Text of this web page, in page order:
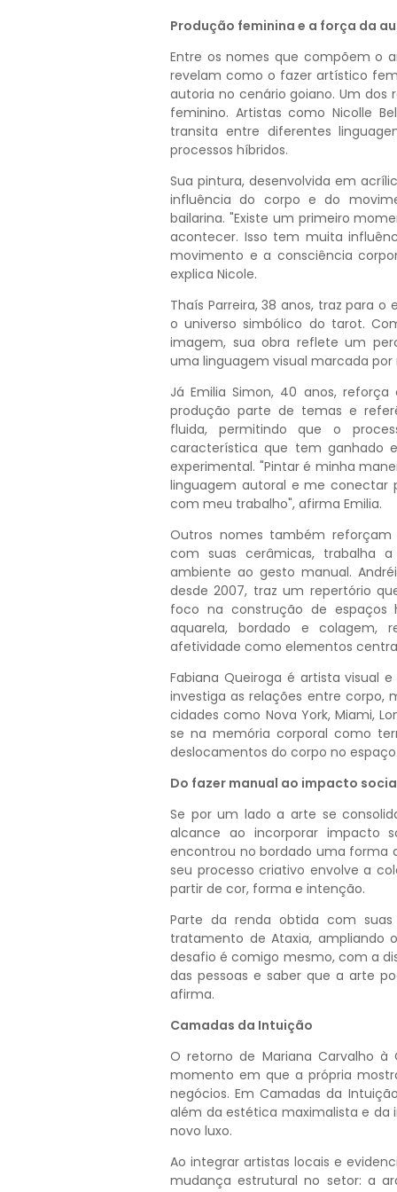
Produção feminina e a força da
Entre os nomes que compõem o
revelam como o fazer artístico
autoria no cenário goiano. Um
feminino. Artistas como Nicolle
transita entre diferentes
processos híbridos.
Sua pintura, desenvolvida em
influência do corpo e do
bailarina. "Existe um primeiro
acontecer. Isso tem muita
movimento e a consciência
explica Nicole.
Thaís Parreira, 38 anos, traz para
o universo simbólico do tarot.
imagem, sua obra reflete um
uma linguagem visual marcada
Já Emilia Simon, 40 anos,
produção parte de temas e
fluida, permitindo que o
característica que tem ganhado
experimental. "Pintar é minha
linguagem autoral e me conectar
com meu trabalho", afirma Emilia.
Outros nomes também reforçam
com suas cerâmicas, trabalha
ambiente ao gesto manual.
desde 2007, traz um repertório
foco na construção de espaços
aquarela, bordado e colagem,
afetividade como elementos
Fabiana Queiroga é artista visual
investiga as relações entre corpo,
cidades como Nova York, Miami,
se na memória corporal como
deslocamentos do corpo no
Do fazer manual ao impacto
Se por um lado a arte se
alcance ao incorporar impacto
encontrou no bordado uma forma
seu processo criativo envolve a
partir de cor, forma e intenção.
Parte da renda obtida com
tratamento de Ataxia, ampliando
desafio é comigo mesmo, com a
das pessoas e saber que a arte
afirma.
Camadas da Intuição
O retorno de Mariana Carvalho
momento em que a própria
negócios. Em Camadas da
além da estética maximalista e da
novo luxo.
Ao integrar artistas locais e
mudança estrutural no setor: a